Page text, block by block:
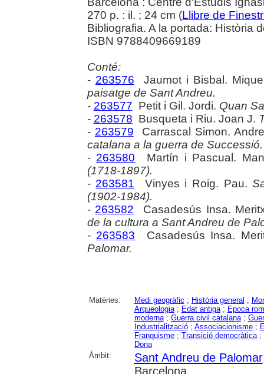
270 p. : il. ; 24 cm (Llibre de
Bibliografia. A la portada: Història
ISBN 9788409669189
Conté:
- 263576 Jaumot i Bisbal.
paisatge de Sant Andreu.
- 263577 Petit i Gil. Jordi. Quan
- 263578 Busqueta i Riu. Joan J.
- 263579 Carrascal Simon.
catalana a la guerra de Successió.
- 263580 Martín i Pascual.
(1718-1897).
- 263581 Vinyes i Roig. Pau.
(1902-1984).
- 263582 Casadesús Insa.
de la cultura a Sant Andreu de
- 263583 Casadesús Insa.
Palomar.
Matèries: Medi geogràfic ; Història general ;
Arqueologia; Edat antiga; Epoca
moderna; Guerra civil catalana;
Industrialització; Associacionisme;
Franquisme; Transició democràtica;
Dona
Àmbit:
Sant Andreu de Palomar
Barcelona